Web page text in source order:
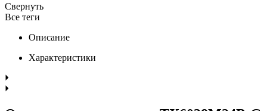
Свернуть
Все теги
Описание
Характеристики